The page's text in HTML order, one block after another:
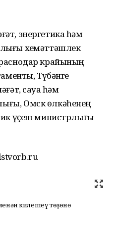
энергетика һәм
хеҙмәттәшлек
крайының
Түбәнге
сауҙа һәм
Омск өлкәһенең
үҫеш министрлығы
килешеү төҙөнө